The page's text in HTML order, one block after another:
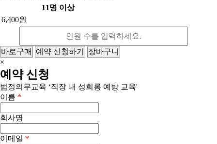
11명 이상
6,400원
바로구매 예약 신청하기
장바구니
×
예약 신청
법정의무교육 ‘직장 내 성희롱 예방 교육'
이름 *
회사명
이메일 *